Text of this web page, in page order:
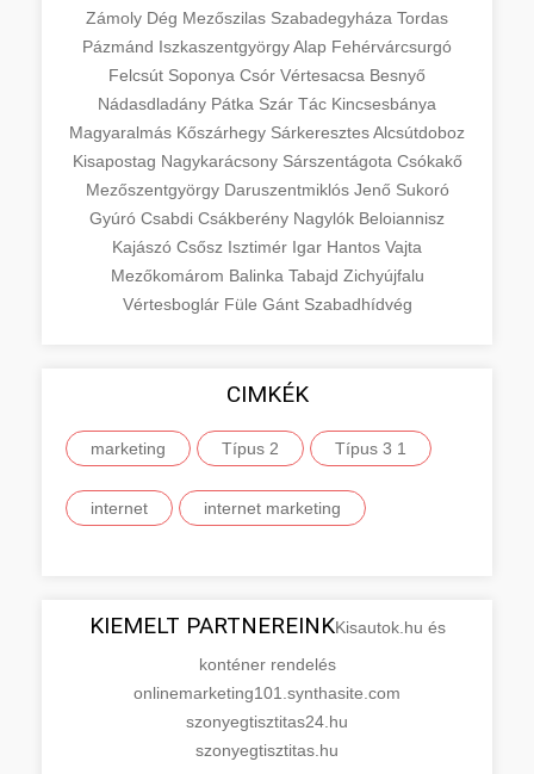
Zámoly Dég Mezőszilas Szabadegyháza Tordas
Pázmánd IszkaszentgyörgyAlap Fehérvárcsurgó
Felcsút Soponya Csór Vértesacsa Besnyő
Nádasdladány Pátka Szár Tác Kincsesbánya
Magyaralmás Kőszárhegy SárkeresztesAlcsútdoboz
Kisapostag Nagykarácsony Sárszentágota Csókakő
Mezőszentgyörgy Daruszentmiklós Jenő Sukoró
Gyúró Csabdi Csákberény Nagylók Beloiannisz
Kajászó Csősz Isztimér Igar Hantos Vajta
Mezőkomárom Balinka Tabajd Zichyújfalu
Vértesboglár Füle Gánt Szabadhídvég
CIMKÉK
marketing Típus 2 Típus 3 1
internet internet marketing
KIEMELT PARTNEREINKKisautok.hu és
konténer rendelés
onlinemarketing101.synthasite.com
szonyegtisztitas24.hu
szonyegtisztitas.hu